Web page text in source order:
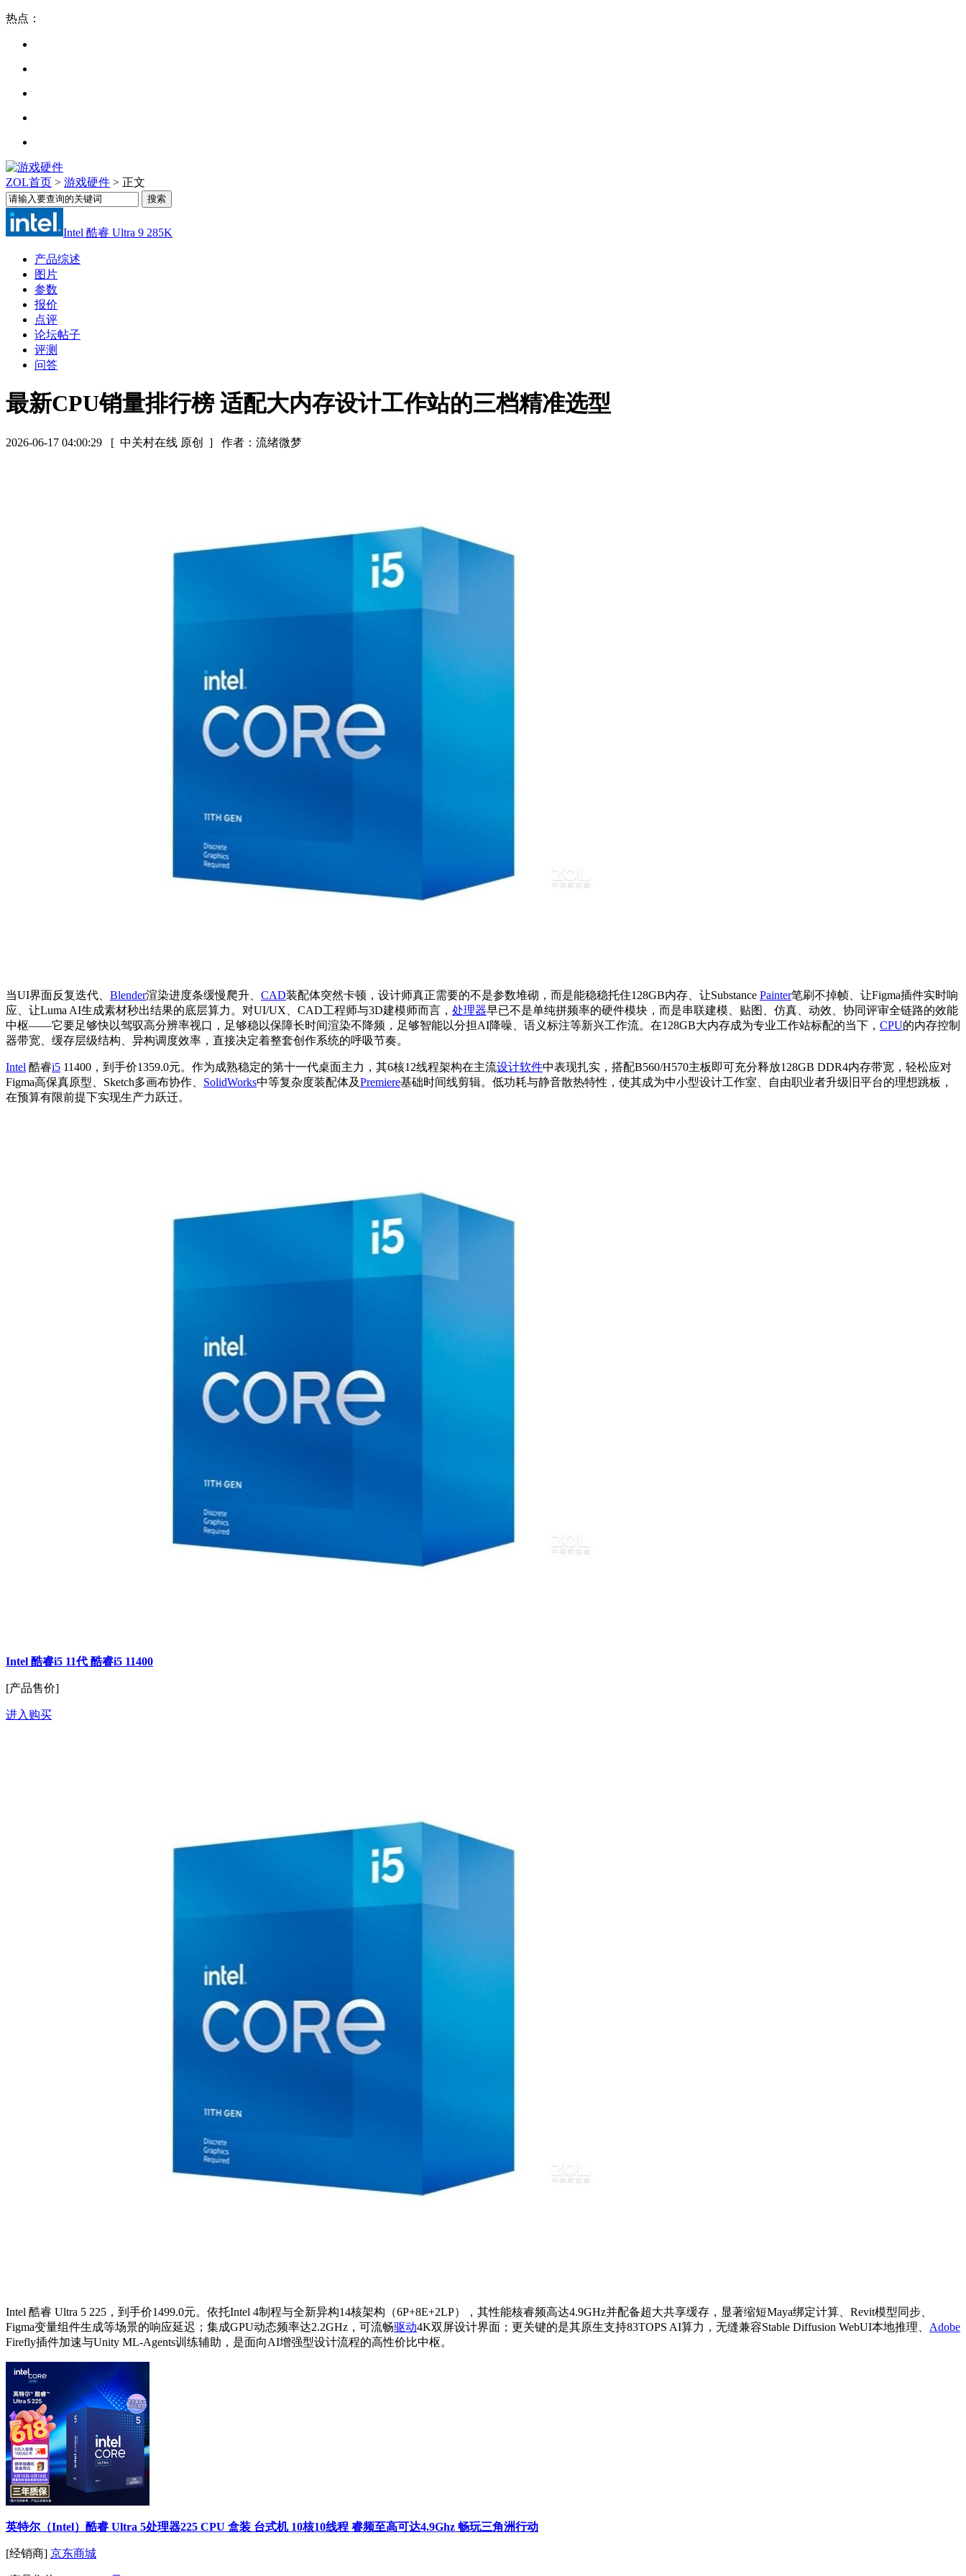
热点：
ZOL首页 > 游戏硬件 > 正文
Intel 酷睿 Ultra 9 285K
产品综述
图片
参数
报价
点评
论坛帖子
评测
问答
最新CPU销量排行榜 适配大内存设计工作站的三档精准选型
2026-06-17 04:00:29 [ 中关村在线 原创 ] 作者：流绪微梦
当UI界面反复迭代、 Blender渲染进度条缓慢爬升、 CAD装配体突然卡顿，设计师真正需要的不是参数堆砌，而是能稳稳托住128GB内存、让Substance Painter笔刷不掉帧、让Figma插件实时响
应、让Luma AI生成素材秒出结果的底层算力。对UI/UX、CAD工程师与3D建模师而言， 处理器早已不是单纯拼频率的硬件模块，而是串联建模、贴图、仿真、动效、协同评审全链路的效能
中枢——它要足够快以驾驭高分辨率视口，足够稳以保障长时间渲染不降频，足够智能以分担AI降噪、语义标注等新兴工作流。在128GB大内存成为专业工作站标配的当下， CPU的内存控制
器带宽、缓存层级结构、异构调度效率，直接决定着整套创作系统的呼吸节奏。
Intel 酷睿i5 11400，到手价1359.0元。作为成熟稳定的第十一代桌面主力，其6核12线程架构在主流设计软件中表现扎实，搭配B560/H570主板即可充分释放128GB DDR4内存带宽，轻松应对
Figma高保真原型、Sketch多画布协作、 SolidWorks中等复杂度装配体及Premiere基础时间线剪辑。低功耗与静音散热特性，使其成为中小型设计工作室、自由职业者升级旧平台的理想跳板，
在预算有限前提下实现生产力跃迁。
Intel 酷睿i5 11代 酷睿i5 11400
[产品售价]
进入购买
Intel 酷睿 Ultra 5 225，到手价1499.0元。依托Intel 4制程与全新异构14核架构（6P+8E+2LP），其性能核睿频高达4.9GHz并配备超大共享缓存，显著缩短Maya绑定计算、Revit模型同步、
Figma变量组件生成等场景的响应延迟；集成GPU动态频率达2.2GHz，可流畅驱动4K双屏设计界面；更关键的是其原生支持83TOPS AI算力，无缝兼容Stable Diffusion WebUI本地推理、 Adobe
Firefly插件加速与Unity ML-Agents训练辅助，是面向AI增强型设计流程的高性价比中枢。
英特尔（Intel）酷睿 Ultra 5处理器225 CPU 盒装 台式机 10核10线程 睿频至高可达4.9Ghz 畅玩三角洲行动
[经销商] 京东商城